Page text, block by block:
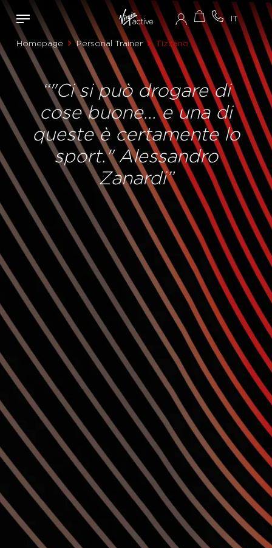
Homepage Personal Trainer Tizzano
“"Ci si può drogare di
cose buone... e una di
queste è certamente lo
sport." Alessandro
Zanardi”